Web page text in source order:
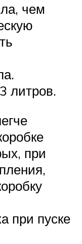
чем
литров.
при
при пуске